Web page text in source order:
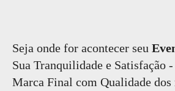
Seja onde for acontecer seu
Sua Tranquilidade e Satisfação
Marca Final com Qualidade dos